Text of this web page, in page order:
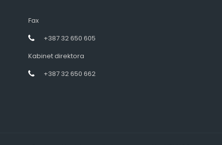
Fax
+387 32 650 605
Kabinet direktora
+387 32 650 662